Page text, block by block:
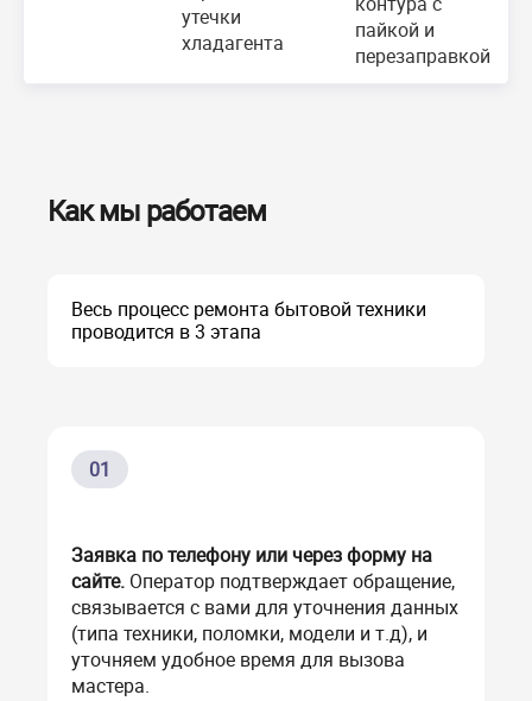
утечки
хладагента
пайкой и
перезаправкой
Как мы работаем
Весь процесс ремонта бытовой техники
проводится в 3 этапа
01
Заявка по телефону или через форму на
сайте. Оператор подтверждает обращение,
связывается с вами для уточнения данных
(типа техники, поломки, модели и т.д), и
уточняем удобное время для вызова
мастера.